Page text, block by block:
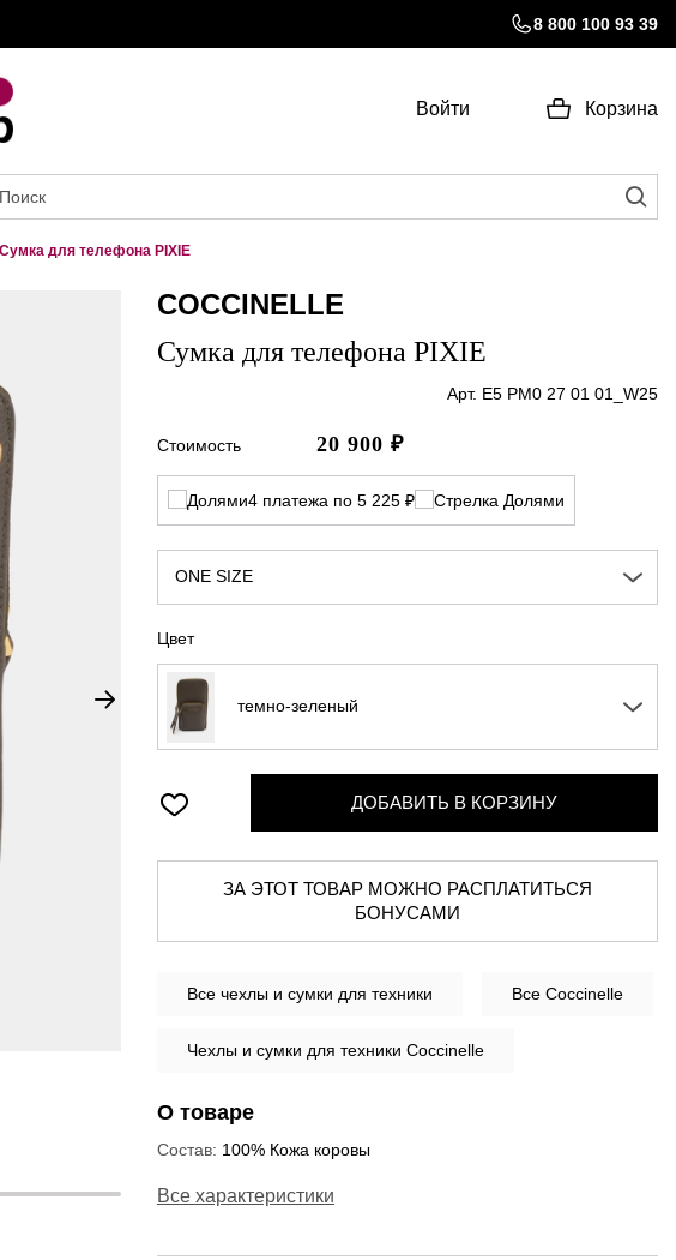
8 800 100 93 39
Войти Корзина
Сумка для телефона PIXIE
COCCINELLE
Сумка для телефона PIXIE
Арт. E5 PM0 27 01 01_W25
Стоимость 20 900 ₽
4 платежа по 5 225 ₽
ONE SIZE
Цвет
темно-зеленый
ДОБАВИТЬ В КОРЗИНУ
ЗА ЭТОТ ТОВАР МОЖНО РАСПЛАТИТЬСЯ
БОНУСАМИ
Все чехлы и сумки для техники Все Coccinelle
Чехлы и сумки для техники Coccinelle
О товаре
Состав: 100% Кожа коровы
Все характеристики